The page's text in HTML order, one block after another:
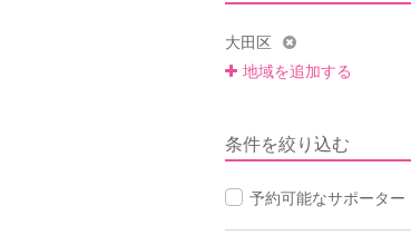
大田区
地域を追加する
条件を絞り込む
予約可能なサポーター